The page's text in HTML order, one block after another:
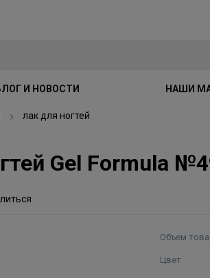
И НОВОСТИ НАШИ
лак для ногтей
Gel Formula
Объем
Цвет